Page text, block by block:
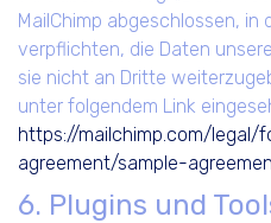
MailChimp abgeschlossen, in
verpflichten, die Daten
sie nicht an Dritte
unter folgendem Link
https://mailchimp.com/
agreement/sample-
6. Plugins und